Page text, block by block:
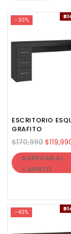
-30%
ESCRITORIO
GRAFITO
$170,990 $
AGREGAR AL
CARRITO
-43%